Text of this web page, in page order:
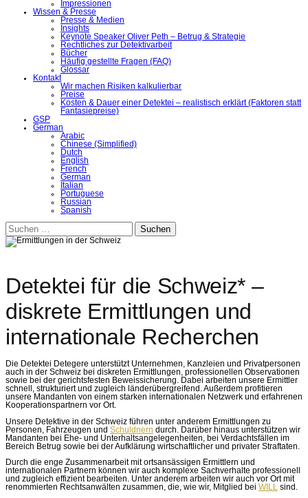
Impressionen
Wissen & Presse
Presse & Medien
Insights
Keynote Speaker Oliver Peth – Betrug & Strategie
Rechtliches zur Detektivarbeit
Bücher
Häufig gestellte Fragen (FAQ)
Glossar
Kontakt
Wir machen Risiken kalkulierbar
Preise
Kosten & Dauer einer Detektei – realistisch erklärt (Faktoren statt
Fantasiepreise)
GSP
German
Arabic
Chinese (Simplified)
Dutch
English
French
German
Italian
Portuguese
Russian
Spanish
Suchen
nach:
Detektei für die Schweiz* –
diskrete Ermittlungen und
internationale Recherchen
Die Detektei Detegere unterstützt Unternehmen, Kanzleien und Privatpersonen
auch in der Schweiz bei diskreten Ermittlungen, professionellen Observationen
sowie bei der gerichtsfesten Beweissicherung. Dabei arbeiten unsere Ermittler
schnell, strukturiert und zugleich länderübergreifend. Außerdem profitieren
unsere Mandanten von einem starken internationalen Netzwerk und erfahrenen
Kooperationspartnern vor Ort.
Unsere Detektive in der Schweiz führen unter anderem Ermittlungen zu
Personen, Fahrzeugen und Schuldnern durch. Darüber hinaus unterstützen wir
Mandanten bei Ehe- und Unterhaltsangelegenheiten, bei Verdachtsfällen im
Bereich Betrug sowie bei der Aufklärung wirtschaftlicher und privater Straftaten.
Durch die enge Zusammenarbeit mit ortsansässigen Ermittlern und
internationalen Partnern können wir auch komplexe Sachverhalte professionell
und zugleich effizient bearbeiten. Unter anderem arbeiten wir auch vor Ort mit
renommierten Rechtsanwälten zusammen, die, wie wir, Mitglied bei WILL
sind.